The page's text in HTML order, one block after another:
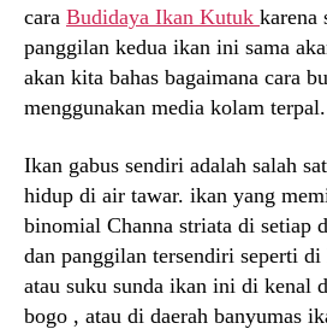
cara Budidaya Ikan Kutuk karena
panggilan kedua ikan ini sama
akan kita bahas bagaimana cara
menggunakan media kolam terpal.
Ikan gabus sendiri adalah salah
hidup di air tawar. ikan yang
binomial Channa striata di setiap
dan panggilan tersendiri seperti di
atau suku sunda ikan ini di kenal
bogo , atau di daerah banyumas